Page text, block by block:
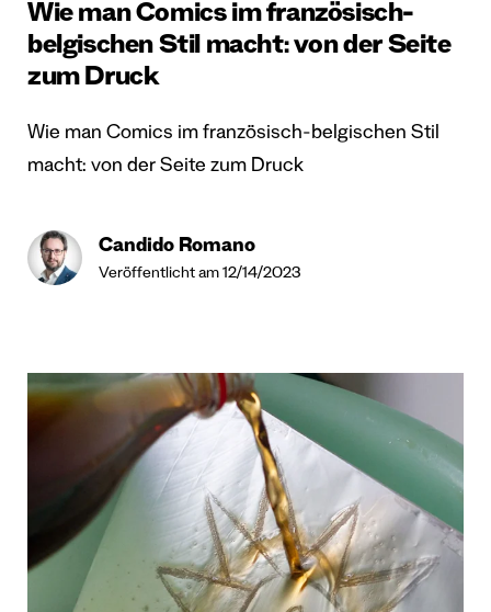
Wie man Comics im französisch-
belgischen Stil macht: von der Seite
zum Druck
Wie man Comics im französisch-belgischen Stil
macht: von der Seite zum Druck
Candido Romano
Veröffentlicht am 12/14/2023